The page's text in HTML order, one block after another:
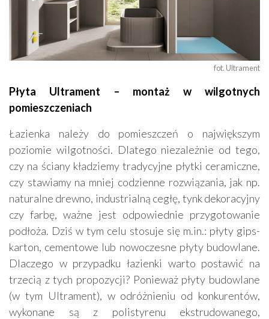
fot. Ultrament
Płyta Ultrament – montaż w wilgotnych
pomieszczeniach
Łazienka należy do pomieszczeń o największym
poziomie wilgotności. Dlatego niezależnie od tego,
czy na ściany kładziemy tradycyjne płytki ceramiczne,
czy stawiamy na mniej codzienne rozwiązania, jak np.
naturalne drewno, industrialną cegłę, tynk dekoracyjny
czy farbę, ważne jest odpowiednie przygotowanie
podłoża. Dziś w tym celu stosuje się m.in.: płyty gips-
karton, cementowe lub nowoczesne płyty budowlane.
Dlaczego w przypadku łazienki warto postawić na
trzecią z tych propozycji? Ponieważ płyty budowlane
(w tym Ultrament), w odróżnieniu od konkurentów,
wykonane są z polistyrenu ekstrudowanego,